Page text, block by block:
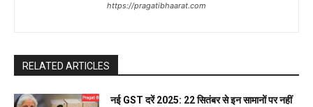
https://pragatibhaarat.com
RELATED ARTICLES
नई GST दरें 2025: 22 सितंबर से इन सामानों पर नहीं